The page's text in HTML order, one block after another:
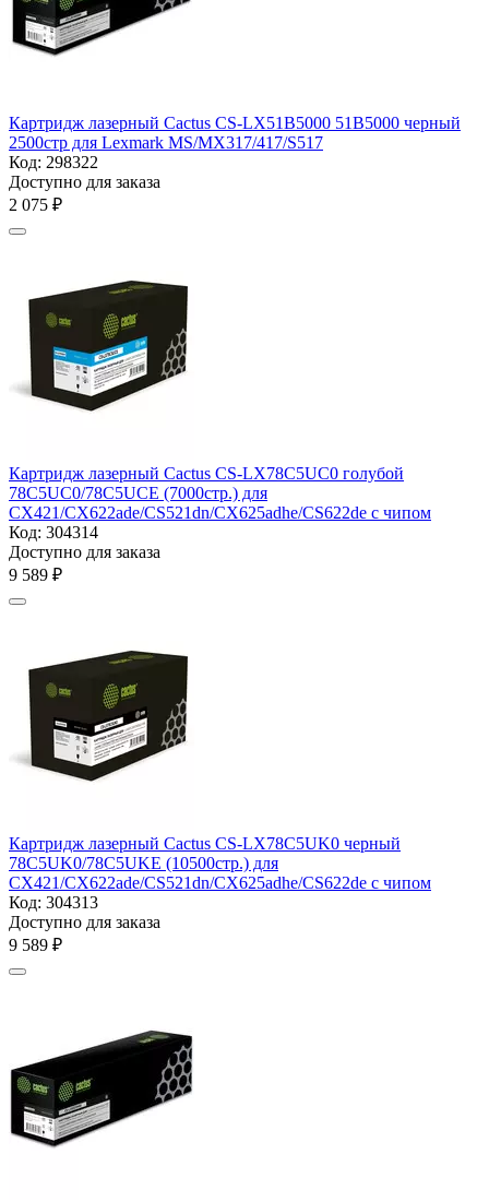
Картридж лазерный Cactus CS-LX51B5000 51B5000 черный
2500стр для Lexmark MS/MX317/417/S517
Код: 298322
Доступно для заказа
2 075 ₽
Картридж лазерный Cactus CS-LX78C5UC0 голубой
78C5UC0/78C5UCE (7000стр.) для
CX421/CX622ade/CS521dn/CX625adhe/CS622de с чипом
Код: 304314
Доступно для заказа
9 589 ₽
Картридж лазерный Cactus CS-LX78C5UK0 черный
78C5UK0/78C5UKE (10500стр.) для
CX421/CX622ade/CS521dn/CX625adhe/CS622de с чипом
Код: 304313
Доступно для заказа
9 589 ₽